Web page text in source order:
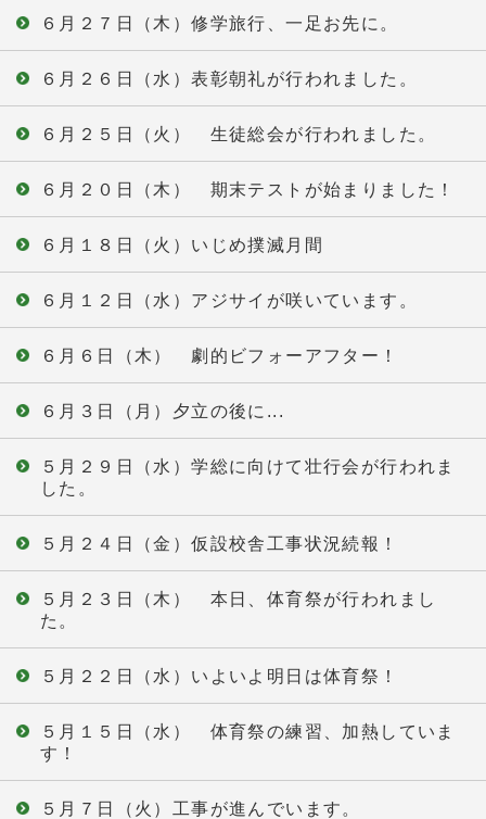
６月２７日（木）修学旅行、一足お先に。
６月２６日（水）表彰朝礼が行われました。
６月２５日（火） 生徒総会が行われました。
６月２０日（木） 期末テストが始まりました！
６月１８日（火）いじめ撲滅月間
６月１２日（水）アジサイが咲いています。
６月６日（木） 劇的ビフォーアフター！
６月３日（月）夕立の後に...
５月２９日（水）学総に向けて壮行会が行われま
した。
５月２４日（金）仮設校舎工事状況続報！
５月２３日（木） 本日、体育祭が行われまし
た。
５月２２日（水）いよいよ明日は体育祭！
５月１５日（水） 体育祭の練習、加熱していま
す！
５月７日（火）工事が進んでいます。